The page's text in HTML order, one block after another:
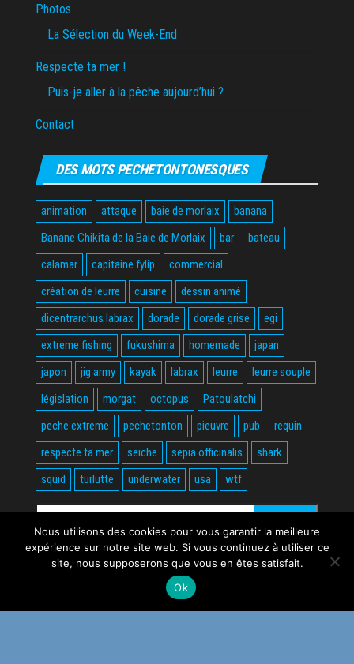
Photos
La Sélection du Week-End
Respecte ta mer !
Puis-je aller à la pêche aujourd’hui ?
Contact
DES MOTS PECHETONTONESQUES
animation attaque baie de morlaix
banana
Banane Chikita de la Baie de Morlaix
bar
bateau
calamar
capitaine fylip
commercial
création de leurre
cuisine
dessin animé
dicentrarchus labrax
dorade dorade grise
egi
extreme fishing
fukushima homemade
japan
japon
jig army kayak labrax leurre
leurre souple
législation
morgat octopus
Patoulatchi
peche extreme
pechetonton pieuvre pub
requin
respecte ta mer
seiche sepia officinalis
shark
squid
turlutte underwater usa wtf
Rechercher :
WordPress
Nous utilisons des cookies pour vous garantir la meilleure
expérience sur notre site web. Si vous continuez à utiliser ce
site, nous supposerons que vous en êtes satisfait.
Ok